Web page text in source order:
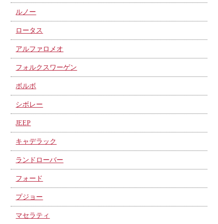
ルノー
ロータス
アルファロメオ
フォルクスワーゲン
ボルボ
シボレー
JEEP
キャデラック
ランドローバー
フォード
プジョー
マセラティ